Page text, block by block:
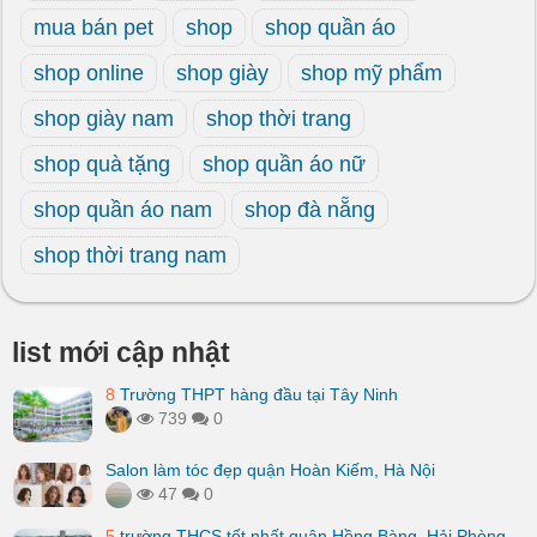
mua bán pet shop
shop quần áo
shop online
shop giày
shop mỹ phẩm
shop giày nam
shop thời trang
shop quà tặng
shop quần áo nữ
shop quần áo nam
shop đà nẵng
shop thời trang nam
list mới cập nhật
8 Trường THPT hàng đầu tại Tây Ninh
739
0
Salon làm tóc đẹp quận Hoàn Kiếm, Hà Nội
47
0